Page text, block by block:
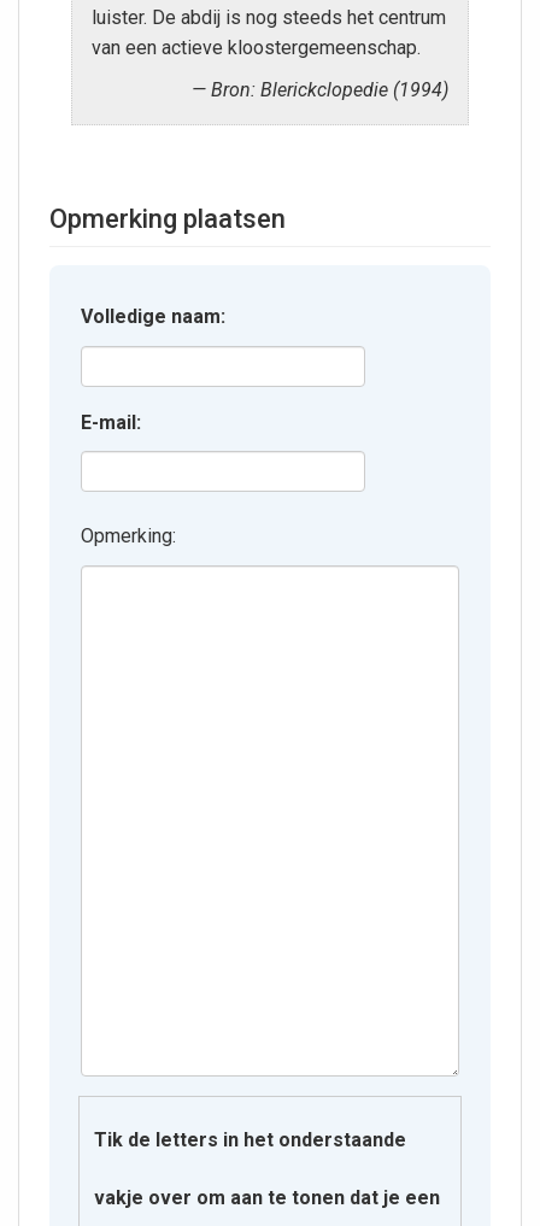
luister. De abdij is nog steeds het centrum
van een actieve kloostergemeenschap.
Bron: Blerickclopedie (1994)
Opmerking plaatsen
Volledige naam:
E-mail:
Opmerking:
Tik de letters in het onderstaande
vakje over om aan te tonen dat je een